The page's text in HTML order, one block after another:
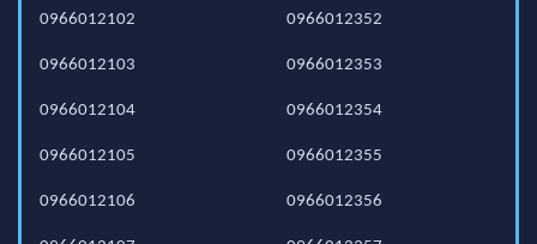
0966012102
0966012103
0966012104
0966012105
0966012106
0966012352
0966012353
0966012354
0966012355
0966012356